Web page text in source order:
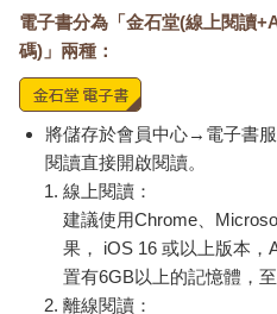
電子書分為「金石堂(線上閱讀
碼)」兩種：
將儲存於會員中心→電子書
閱讀直接開啟閱讀。
線上閱讀：
建議使用Chrome、
果， iOS 16 或以上版本，
置有6GB以上的記憶體，
離線閱讀：